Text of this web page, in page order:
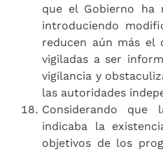
que el Gobierno ha
introduciendo
reducen aún más el
vigiladas a ser
vigilancia y
las autoridades
Considerando que
indicaba la
objetivos de los